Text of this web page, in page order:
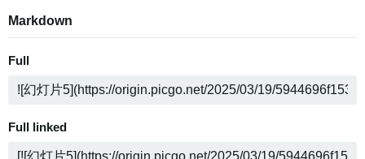
Markdown
Full
Full linked